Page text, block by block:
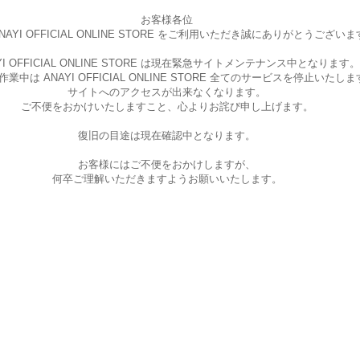
お客様各位
OFFICIAL ONLINE STORE をご利用いただき誠にありがとうございま
OFFICIAL ONLINE STORE は現在緊急サイトメンテナンス中となります。
業中は ANAYI OFFICIAL ONLINE STORE 全てのサービスを停止いたしま
サイトへのアクセスが出来なくなります。
ご不便をおかけいたしますこと、 心よりお詫び申し上げます。
復旧の目途は現在確認中となります。
お客様にはご不便をおかけしますが、
何卒ご理解いただきますようお願いいたします。